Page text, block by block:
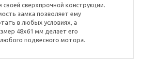
сверхпрочной конструкции.
замка позволяет ему
в любых условиях, а
48x61 мм делает его
подвесного мотора.